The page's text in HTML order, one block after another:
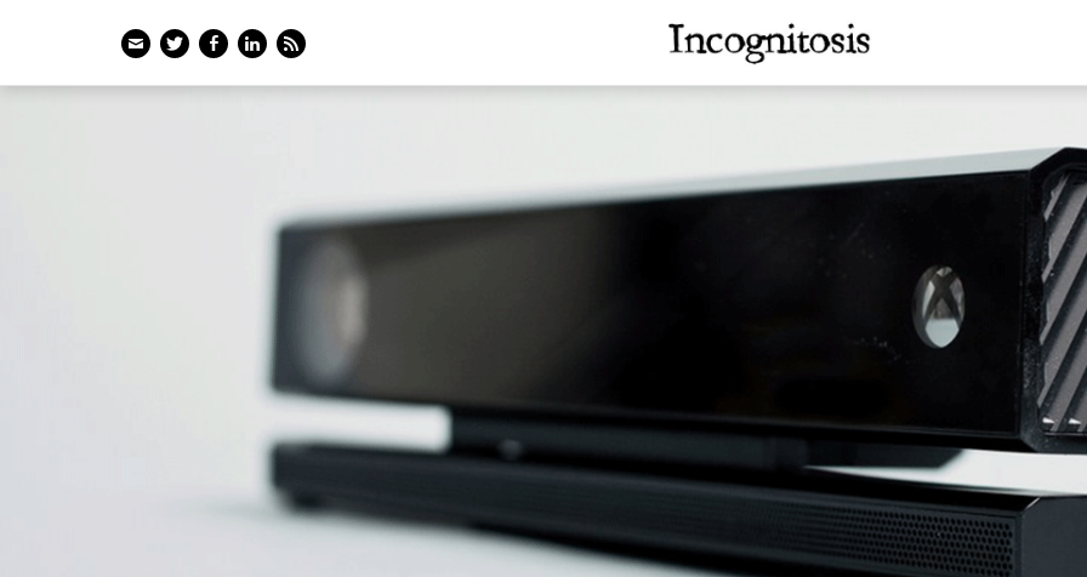
EmailTwitterFacebook
LinkedIn
Feed